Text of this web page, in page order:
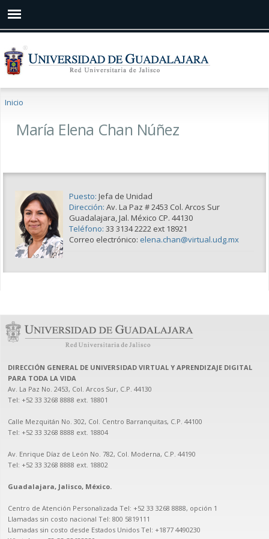
principal
Inicio
María Elena Chan Núñez
Puesto:Jefa de Unidad
Dirección:Av. La Paz # 2453 Col. Arcos Sur
Guadalajara, Jal. México CP. 44130
Teléfono:33 3134 2222 ext 18921
Correo electrónico: elena.chan@virtual.udg.mx
DIRECCIÓN GENERAL DE UNIVERSIDAD VIRTUAL Y APRENDIZAJE DIGITAL
PARA TODA LA VIDA
Av. La Paz No. 2453, Col. Arcos Sur, C.P. 44130
Tel: +52 33 3268 8888‏ ext. 18801
Calle Mezquitán No. 302, Col. Centro Barranquitas, C.P. 44100
Tel: +52 33 3268 8888‏ ext. 18804
Av. Enrique Díaz de León No. 782, Col. Moderna, C.P. 44190
Tel: +52 33 3268 8888‏ ext. 18802
Guadalajara, Jalisco, México.
Centro de Atención Personalizada Tel: ‎+52 33 3268‎ 8888, opción 1
Llamadas sin costo nacional Tel: 800 5819111
Llamadas sin costo desde Estados Unidos Tel: +1877 4490230